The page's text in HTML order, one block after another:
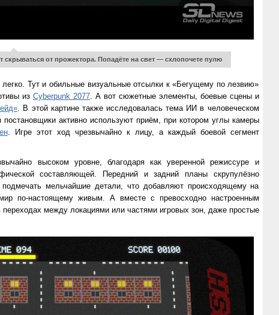
скрываться от прожектора. Попадёте на свет — схлопочете пулю
Тут и обильные визуальные отсылки к «Бегущему по лезвию»
из Cyberpunk 2077. А вот сюжетные элементы, боевые сцены и
. В этой картине также исследовалась тема ИИ в человеческом
активно используют приём, при котором углы камеры
. Игре этот ход чрезвычайно к лицу, а каждый боевой сегмент
высоком уровне, благодаря как уверенной режиссуре и
составляющей. Передний и задний планы скрупулёзно
мельчайшие детали, что добавляют происходящему на
по-настоящему живым. А вместе с превосходно настроенным
между локациями или частями игровых зон, даже простые